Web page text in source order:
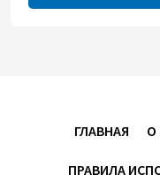
08:00
ГЛАВНАЯ О
ПРАВИЛА